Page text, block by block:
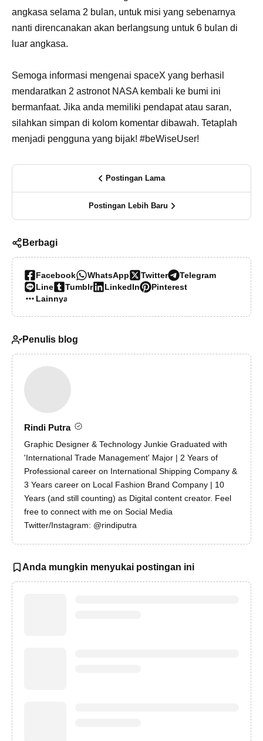
angkasa selama 2 bulan, untuk misi yang sebenarnya
nanti direncanakan akan berlangsung untuk 6 bulan di
luar angkasa.
Semoga informasi mengenai spaceX yang berhasil
mendaratkan 2 astronot NASA kembali ke bumi ini
bermanfaat. Jika anda memiliki pendapat atau saran,
silahkan simpan di kolom komentar dibawah. Tetaplah
menjadi pengguna yang bijak! #beWiseUser!
Postingan Lama
Postingan Lebih Baru
Berbagi
Facebook WhatsApp Twitter
Telegram
Line
Tumblr LinkedIn
Pinterest
Lainnya…
Penulis blog
Rindi Putra
Graphic Designer & Technology Junkie Graduated with
'International Trade Management' Major | 2 Years of
Professional career on International Shipping Company &
3 Years career on Local Fashion Brand Company | 10
Years (and still counting) as Digital content creator. Feel
free to connect with me on Social Media
Twitter/Instagram: @rindiputra
Anda mungkin menyukai postingan ini